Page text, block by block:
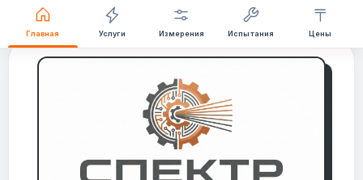
Перейти
Главная Услуги Измерения Испытания Цены